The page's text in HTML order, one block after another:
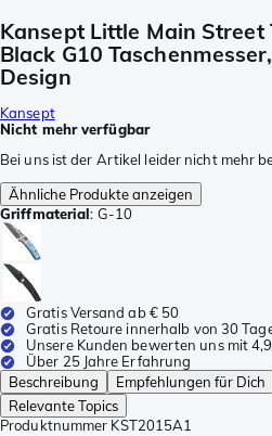
Kansept Little Main Street
Black G10
Design
Kansept
Nicht mehr verfügbar
Bei uns ist der Artikel leider nicht mehr
Ähnliche Produkte anzeigen
Griffmaterial: G-10
Gratis Versand ab € 50
Gratis Retoure innerhalb von 30
Unsere Kunden bewerten uns mit
Über 25 Jahre Erfahrung
Beschreibung
Empfehlungen für Dich
Relevante Topics
Produktnummer KST2015A1